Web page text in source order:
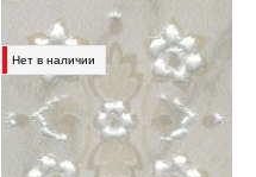
Нет в наличии